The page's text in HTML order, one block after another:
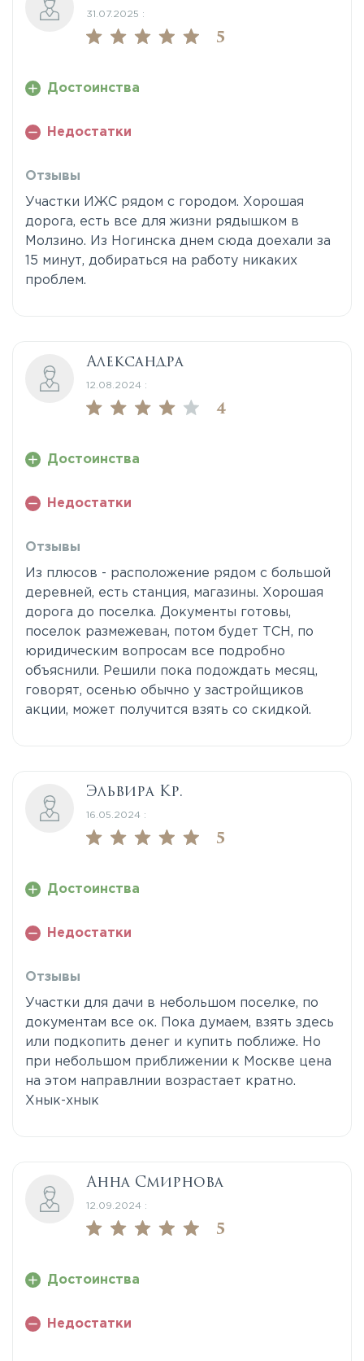
31.07.2025 :
5
Достоинства
Недостатки
Отзывы
Участки ИЖС рядом с городом. Хорошая
дорога, есть все для жизни рядышком в
Молзино. Из Ногинска днем сюда доехали за
15 минут, добираться на работу никаких
проблем.
Александра
12.08.2024 :
4
Достоинства
Недостатки
Отзывы
Из плюсов - расположение рядом с большой
деревней, есть станция, магазины. Хорошая
дорога до поселка. Документы готовы,
поселок размежеван, потом будет ТСН, по
юридическим вопросам все подробно
объяснили. Решили пока подождать месяц,
говорят, осенью обычно у застройщиков
акции, может получится взять со скидкой.
Эльвира Кр.
16.05.2024 :
5
Достоинства
Недостатки
Отзывы
Участки для дачи в небольшом поселке, по
документам все ок. Пока думаем, взять здесь
или подкопить денег и купить поближе. Но
при небольшом приближении к Москве цена
на этом направлнии возрастает кратно.
Хнык-хнык
Анна Смирнова
12.09.2024 :
5
Достоинства
Недостатки